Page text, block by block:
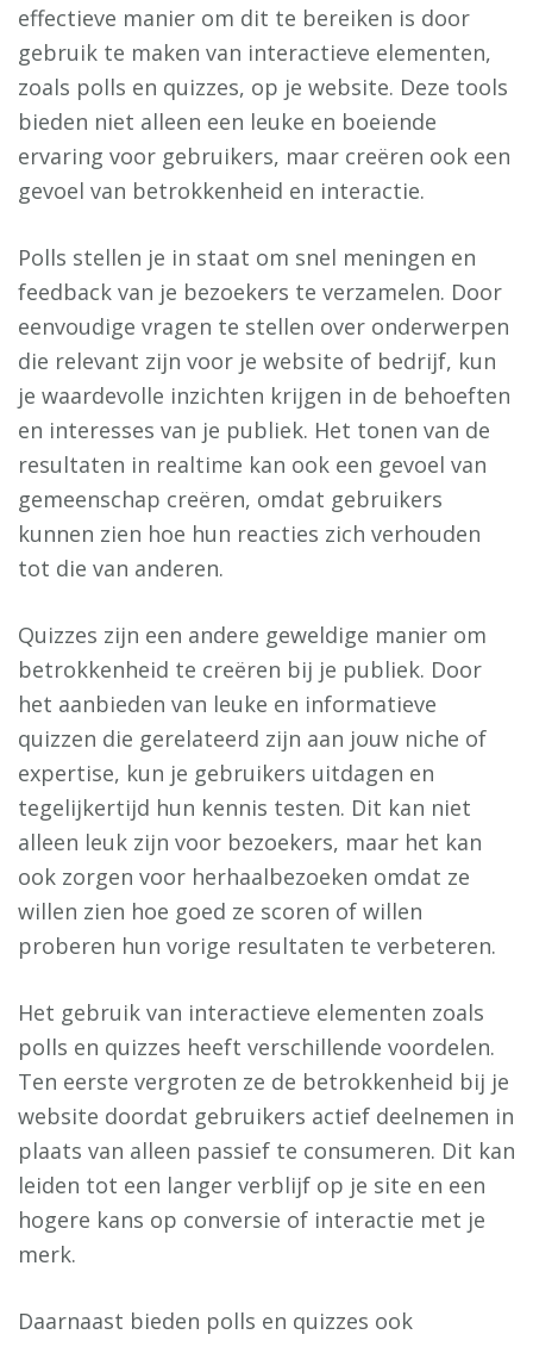
effectieve manier om dit te bereiken is door
gebruik te maken van interactieve elementen,
zoals polls en quizzes, op je website. Deze tools
bieden niet alleen een leuke en boeiende
ervaring voor gebruikers, maar creëren ook een
gevoel van betrokkenheid en interactie.
Polls stellen je in staat om snel meningen en
feedback van je bezoekers te verzamelen. Door
eenvoudige vragen te stellen over onderwerpen
die relevant zijn voor je website of bedrijf, kun
je waardevolle inzichten krijgen in de behoeften
en interesses van je publiek. Het tonen van de
resultaten in realtime kan ook een gevoel van
gemeenschap creëren, omdat gebruikers
kunnen zien hoe hun reacties zich verhouden
tot die van anderen.
Quizzes zijn een andere geweldige manier om
betrokkenheid te creëren bij je publiek. Door
het aanbieden van leuke en informatieve
quizzen die gerelateerd zijn aan jouw niche of
expertise, kun je gebruikers uitdagen en
tegelijkertijd hun kennis testen. Dit kan niet
alleen leuk zijn voor bezoekers, maar het kan
ook zorgen voor herhaalbezoeken omdat ze
willen zien hoe goed ze scoren of willen
proberen hun vorige resultaten te verbeteren.
Het gebruik van interactieve elementen zoals
polls en quizzes heeft verschillende voordelen.
Ten eerste vergroten ze de betrokkenheid bij je
website doordat gebruikers actief deelnemen in
plaats van alleen passief te consumeren. Dit kan
leiden tot een langer verblijf op je site en een
hogere kans op conversie of interactie met je
merk.
Daarnaast bieden polls en quizzes ook